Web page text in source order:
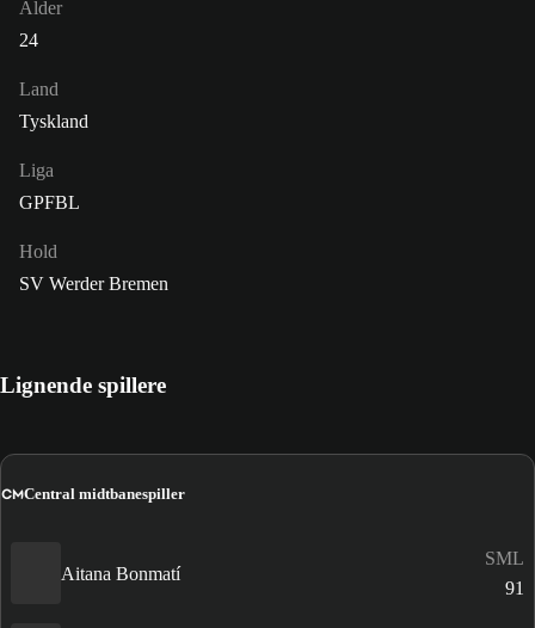
Alder
24
Land
Tyskland
Liga
GPFBL
Hold
SV Werder Bremen
Lignende spillere
CMCentral midtbanespiller
Aitana Bonmatí
SML
91